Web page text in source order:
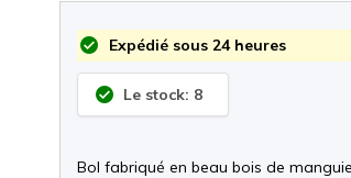
Expédié sous 24 heures
Le stock: 8
Bol fabriqué en beau bois de